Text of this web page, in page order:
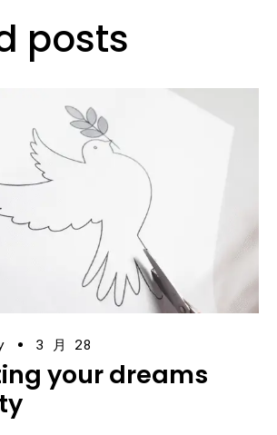
posts
3 月 28
your dreams